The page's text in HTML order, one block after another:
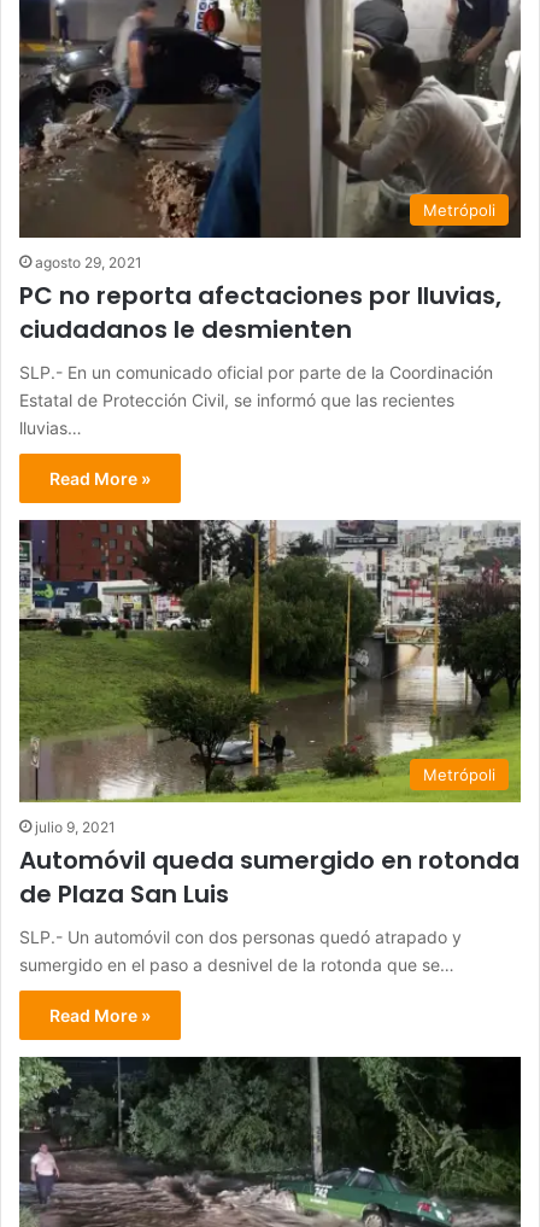
Metrópoli
agosto 29, 2021
PC no reporta afectaciones por lluvias,
ciudadanos le desmienten
SLP.- En un comunicado oficial por parte de la Coordinación
Estatal de Protección Civil, se informó que las recientes
lluvias…
Read More »
Metrópoli
julio 9, 2021
Automóvil queda sumergido en rotonda
de Plaza San Luis
SLP.- Un automóvil con dos personas quedó atrapado y
sumergido en el paso a desnivel de la rotonda que se…
Read More »